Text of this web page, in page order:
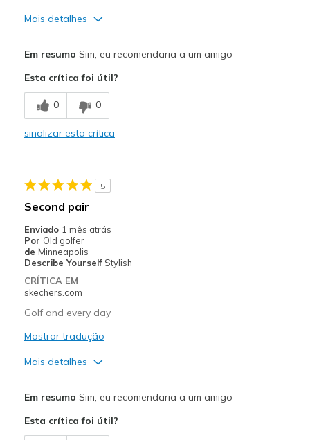
Mais detalhes
Comfortable
Durable
Cushing is less than a lot of slipinʼs, but that
Melhores utilizações
Every day wear
Em resumo Sim, eu recomendaria a um amigo
Esta crítica foi útil?
0 0
sinalizar esta crítica
5
Second pair
Enviado 1 mês atrás
Por Old golfer
de Minneapolis
Describe Yourself Stylish
CRÍTICA EM
skechers.com
Golf and every day
Mostrar tradução
Mais detalhes
Comfortable
Em resumo Sim, eu recomendaria a um amigo
Esta crítica foi útil?